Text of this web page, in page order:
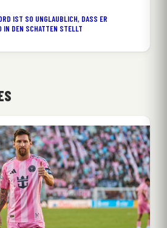
IST SO UNGLAUBLICH, DASS ER
IN DEN SCHATTEN STELLT